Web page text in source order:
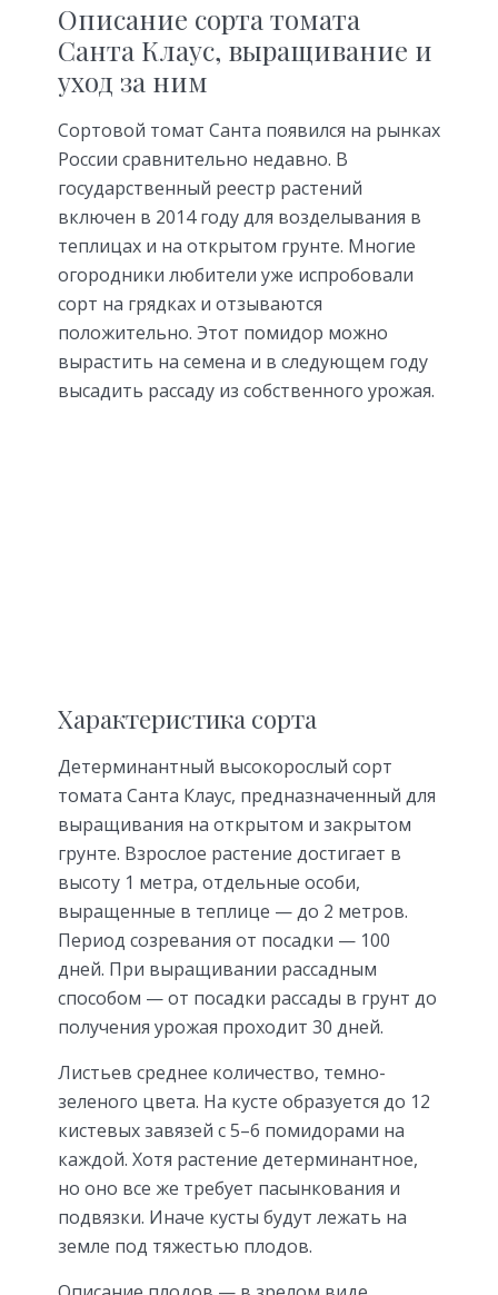
Описание сорта томата
Санта Клаус, выращивание и
уход за ним
Сортовой томат Санта появился на рынках
России сравнительно недавно. В
государственный реестр растений
включен в 2014 году для возделывания в
теплицах и на открытом грунте. Многие
огородники любители уже испробовали
сорт на грядках и отзываются
положительно. Этот помидор можно
вырастить на семена и в следующем году
высадить рассаду из собственного урожая.
Характеристика сорта
Детерминантный высокорослый сорт
томата Санта Клаус, предназначенный для
выращивания на открытом и закрытом
грунте. Взрослое растение достигает в
высоту 1 метра, отдельные особи,
выращенные в теплице — до 2 метров.
Период созревания от посадки — 100
дней. При выращивании рассадным
способом — от посадки рассады в грунт до
получения урожая проходит 30 дней.
Листьев среднее количество, темно-
зеленого цвета. На кусте образуется до 12
кистевых завязей с 5–6 помидорами на
каждой. Хотя растение детерминантное,
но оно все же требует пасынкования и
подвязки. Иначе кусты будут лежать на
земле под тяжестью плодов.